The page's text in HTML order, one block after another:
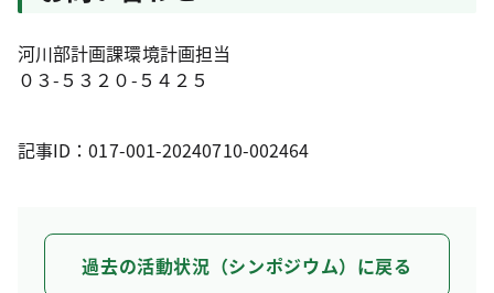
河川部計画課環境計画担当
０３-５３２０-５４２５
記事ID：017-001-20240710-002464
過去の活動状況（シンポジウム）に戻る